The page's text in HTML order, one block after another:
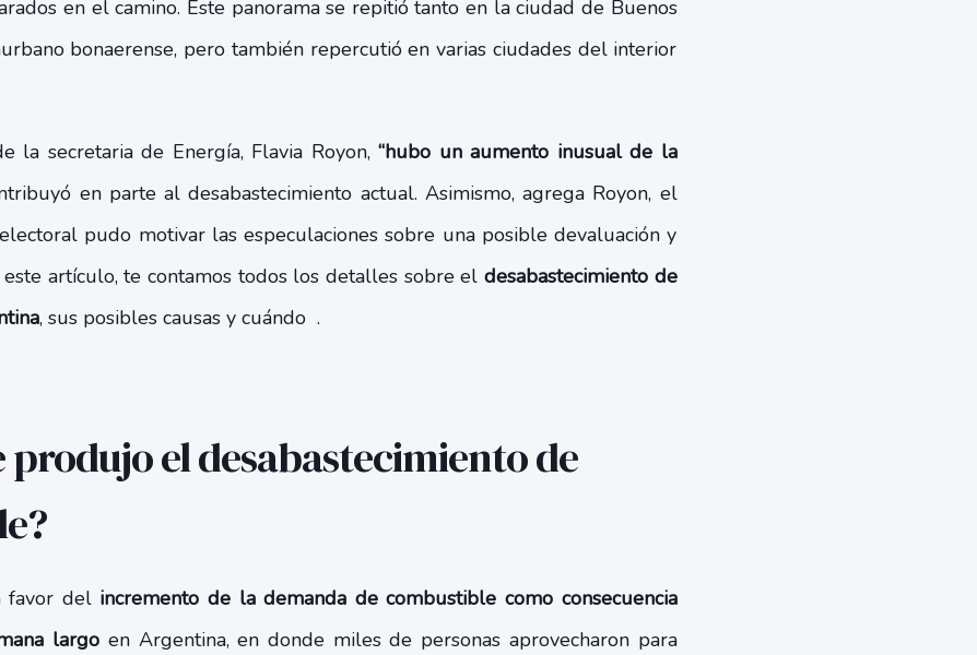
en el camino. Este panorama se repitió tanto en la ciudad de Buenos
bonaerense, pero también repercutió en varias ciudades del interior
la secretaria de Energía, Flavia Royon,“hubo un aumento inusual de la
en parte al desabastecimiento actual. Asimismo, agrega Royon, el
pudo motivar las especulaciones sobre una posible devaluación y
artículo, te contamos todos los detalles sobre el desabastecimiento de
, sus posibles causas y cuándo .
produjo el desabastecimiento de
favor del incremento de la demanda de combustible como consecuencia
largo en Argentina, en donde miles de personas aprovecharon para